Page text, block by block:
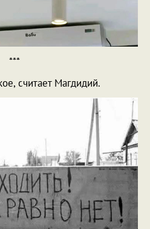
***
считает Магдидий.